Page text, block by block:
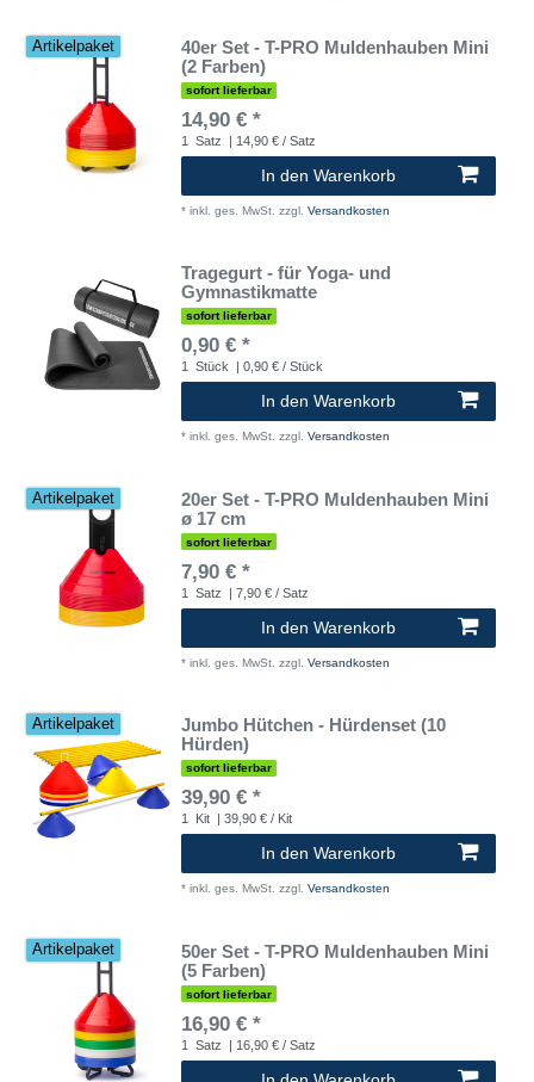
Artikelpaket
40er Set - T-PRO Muldenhauben Mini
(2 Farben)
sofort lieferbar
14,90 € *
1 Satz | 14,90 € / Satz
In den Warenkorb
* inkl. ges. MwSt. zzgl. Versandkosten
Tragegurt - für Yoga- und
Gymnastikmatte
sofort lieferbar
0,90 € *
1 Stück | 0,90 € / Stück
In den Warenkorb
* inkl. ges. MwSt. zzgl. Versandkosten
Artikelpaket
20er Set - T-PRO Muldenhauben Mini
ø 17 cm
sofort lieferbar
7,90 € *
1 Satz | 7,90 € / Satz
In den Warenkorb
* inkl. ges. MwSt. zzgl. Versandkosten
Artikelpaket
Jumbo Hütchen - Hürdenset (10
Hürden)
sofort lieferbar
39,90 € *
1 Kit | 39,90 € / Kit
In den Warenkorb
* inkl. ges. MwSt. zzgl. Versandkosten
Artikelpaket
50er Set - T-PRO Muldenhauben Mini
(5 Farben)
sofort lieferbar
16,90 € *
1 Satz | 16,90 € / Satz